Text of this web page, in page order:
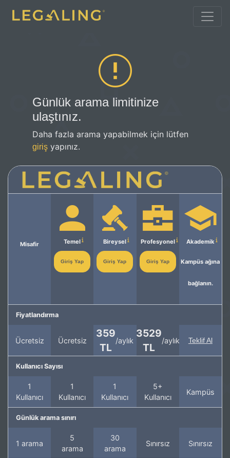
Günlük arama limitinize
ulaştınız.
Daha fazla arama yapabilmek için lütfen
giriş yapınız.
Misafir Temel
Giriş Yap
Bireysel
Giriş Yap
Profesyonel
Giriş Yap
Akademik
Kampüs ağına
bağlanın.
Fiyatlandırma
Ücretsiz Ücretsiz
359
TL
/aylık
3529
TL
/aylık Teklif Al
Kullanıcı Sayısı
1
Kullanıcı
1
Kullanıcı
1
Kullanıcı
5+
Kullanıcı
Kampüs
Günlük arama sınırı
1 arama
5
arama
30
arama
Sınırsız Sınırsız